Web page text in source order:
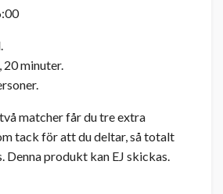
20 minuter.
matcher får du tre extra
tack för att du deltar, så totalt
Denna produkt kan EJ skickas.